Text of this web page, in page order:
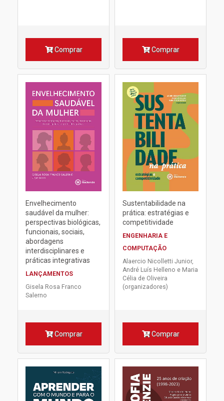
Comprar Comprar
Envelhecimento
saudável da mulher:
perspectivas biológicas,
funcionais, sociais,
abordagens
interdisciplinares e
práticas integrativas
LANÇAMENTOS
Gisela Rosa Franco
Salerno
Comprar
Sustentabilidade na
prática: estratégias e
competitividade
ENGENHARIA E
COMPUTAÇÃO
Alaercio Nicolletti Junior,
André Luís Helleno e Maria
Célia de Oliveira
(organizadores)
Comprar